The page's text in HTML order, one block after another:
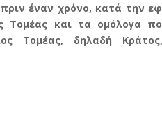
έναν χρόνο, κατά την
Τομέας και τα ομόλογα
Τομέας, δηλαδή